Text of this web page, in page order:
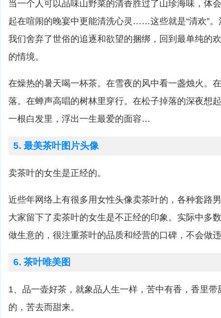
当一个人可以品味山野菜的清香胜过了山珍海味，体
起在喧闹的晚宴中更能清洗心灵……这些就是“清欢”
我们舍弃了世俗的追逐和欲望的捆绑，回到最单纯的
的情境。
在燥热的暑天喝一杯茶。在雪夜的风中看一盏烛火。
落。在蝉声高唱的树林里穿行。在松子掉落的深夜想
一根白发里，浮出一生最爱的面容…
5. 最美茶叶图片头像
卖茶叶的女生是正经的。
近些年网络上有很多用女性头像卖茶叶的，各种套路
大家留下了卖茶叶的女生是不正经的印象。实际中多
做生意的，很注重茶叶的品质和经营的口碑，不会做
6. 茶叶唯美图
1、品一壶好茶，就象品人生一样，苦中有香，香里
的，苦去而甜来。